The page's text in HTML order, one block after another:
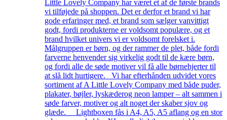
Little Lovely Company har været et af de første brands
vi tilføjede på shoppen. Det er derfor et brand vi har
gode erfaringer med, et brand som sælger vanvittigt
godt, fordi produkterne er voldsomt populære, og et
brand hvilket univers vi er voldsomt forelsket i.
Målgruppen er børn, og der rammer de plet, både fordi
farverne henvender sig virkelig godt til de kære børn,
og fordi alle de søde motiver vil få alle børnehjerter til
at slå lidt hurtigere. Vi har efterhånden udvidet vores
sortiment af A Little Lovely Company med både puder,
plakater, bøjler, lyskæderog neon lamper – alt sammen i
søde farver, motiver og alt noget der skaber sjov og
glæde. Lightboxen fås i A4, A5, A5 aflang og en stor